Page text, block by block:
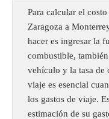
Para calcular el
Zaragoza a
hacer es ingresar la
combustible,
vehículo y la tasa de
viaje es esencial
los gastos de viaje.
estimación de su